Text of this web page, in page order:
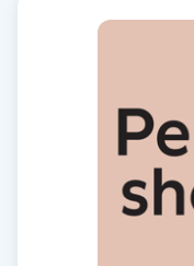
Enzympeeling